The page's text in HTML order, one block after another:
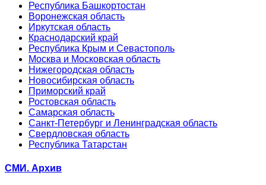
Республика Башкортостан
Воронежская область
Иркутская область
Краснодарский край
Республика Крым и Севастополь
Москва и Московская область
Нижегородская область
Новосибирская область
Приморский край
Ростовская область
Самарская область
Санкт-Петербург и Ленинградская область
Свердловская область
Республика Татарстан
СМИ. Архив